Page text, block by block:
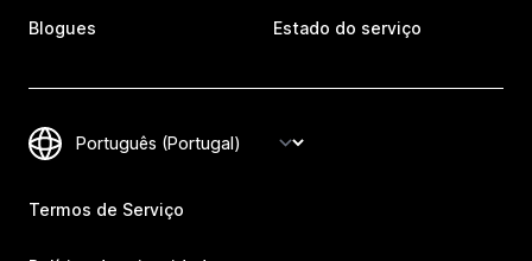
Blogues Estado do serviço
Termos de Serviço